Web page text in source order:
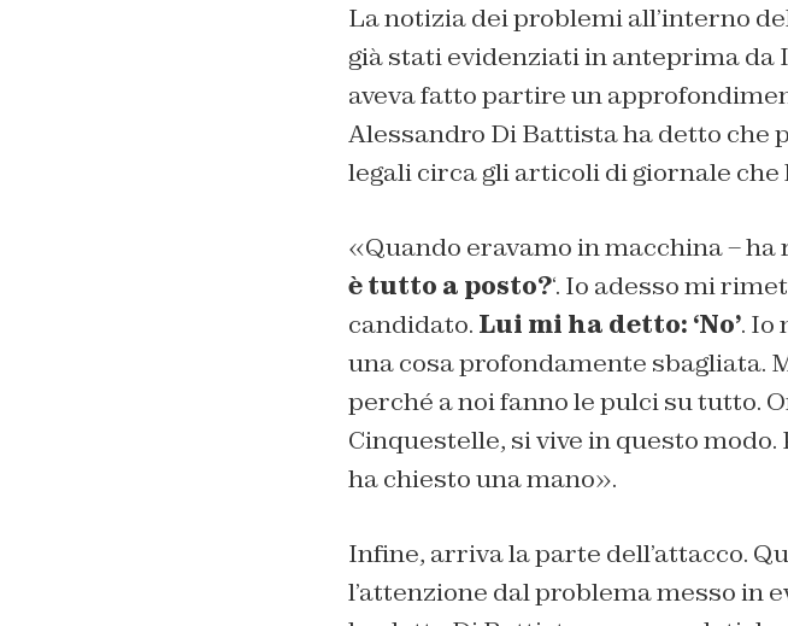
La notizia dei problemi all’interno
già stati evidenziati in anteprima da
aveva fatto partire un
Alessandro Di Battista ha detto che
legali circa gli articoli di giornale che
«Quando eravamo in macchina – ha
è tutto a posto?‘. Io adesso mi
candidato. Lui mi ha detto: ‘No’. Io
una cosa profondamente sbagliata.
perché a noi fanno le pulci su tutto.
Cinquestelle, si vive in questo
ha chiesto una mano».
Infine, arriva la parte dell’attacco.
l’attenzione dal problema messo in